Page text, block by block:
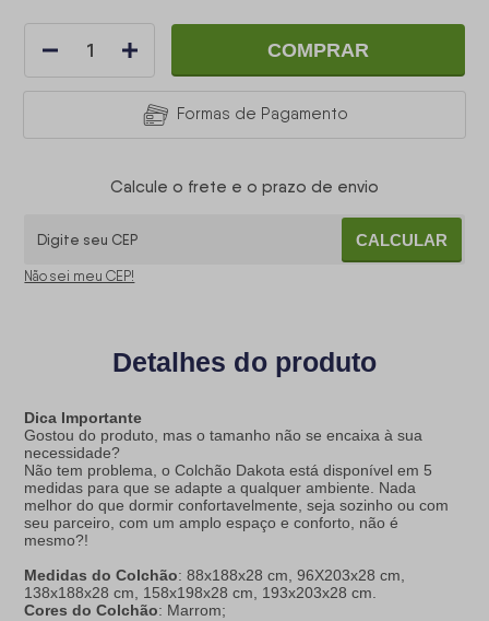
COMPRAR
Formas de Pagamento
Calcule o frete e o prazo de envio
CALCULAR
Não sei meu CEP!
Detalhes do produto
Dica Importante
Gostou do produto, mas o tamanho não se encaixa à sua
necessidade?
Não tem problema, o Colchão Dakota está disponível em 5
medidas para que se adapte a qualquer ambiente. Nada
melhor do que dormir confortavelmente, seja sozinho ou com
seu parceiro, com um amplo espaço e conforto, não é
mesmo?!
Medidas do Colchão: 88x188x28 cm, 96X203x28 cm,
138x188x28 cm, 158x198x28 cm, 193x203x28 cm.
Cores do Colchão: Marrom;